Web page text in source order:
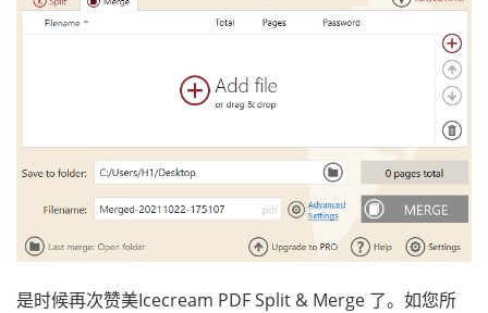
是时候再次赞美Icecream PDF Split & Merge 了。如您所